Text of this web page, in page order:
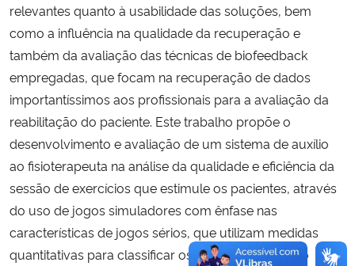
relevantes quanto à usabilidade das soluções, bem
como a influência na qualidade da recuperação e
também da avaliação das técnicas de biofeedback
empregadas, que focam na recuperação de dados
importantíssimos aos profissionais para a avaliação da
reabilitação do paciente. Este trabalho propõe o
desenvolvimento e avaliação de um sistema de auxílio
ao fisioterapeuta na análise da qualidade e eficiência da
sessão de exercícios que estimule os pacientes, através
do uso de jogos simuladores com ênfase nas
características de jogos sérios, que utilizam medidas
quantitativas para classificar os resultados, usando